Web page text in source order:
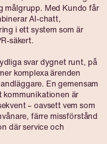
målgrupp. Med Kundo får
AI-chatt,
i ett system som är
säkert.
svar dygnet runt, på
komplexa ärenden
En gemensam
kommunikationen är
– oavsett vem som
färre missförstånd
där service och